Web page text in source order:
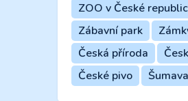
ZOO v České
Zábavní park
Česká příroda
České pivo
Šumava